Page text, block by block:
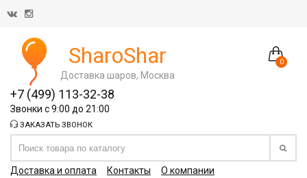
0
SharoShar
Доставка шаров, Москва
+7 (499) 113-32-38
Звонки с 9:00 до 21:00
ЗАКАЗАТЬ ЗВОНОК
Доставка и оплата Контакты О компании